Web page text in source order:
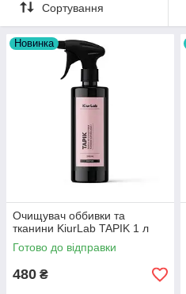
Сортування
Новинка
Очищувач оббивки та
тканини KiurLab TAPIK 1 л
Готово до відправки
480 ₴